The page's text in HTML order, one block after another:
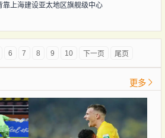
上海建设亚太地区旗舰级中心
6 7 8 9 10 下一页 尾页
更多